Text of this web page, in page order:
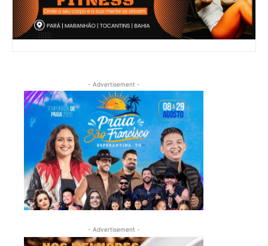
- Advertisement -
- Advertisement -